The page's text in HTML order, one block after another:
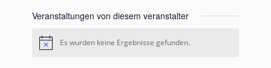
Veranstaltungen von diesem veranstalter
HinweisEs wurden keine Ergebnisse gefunden.